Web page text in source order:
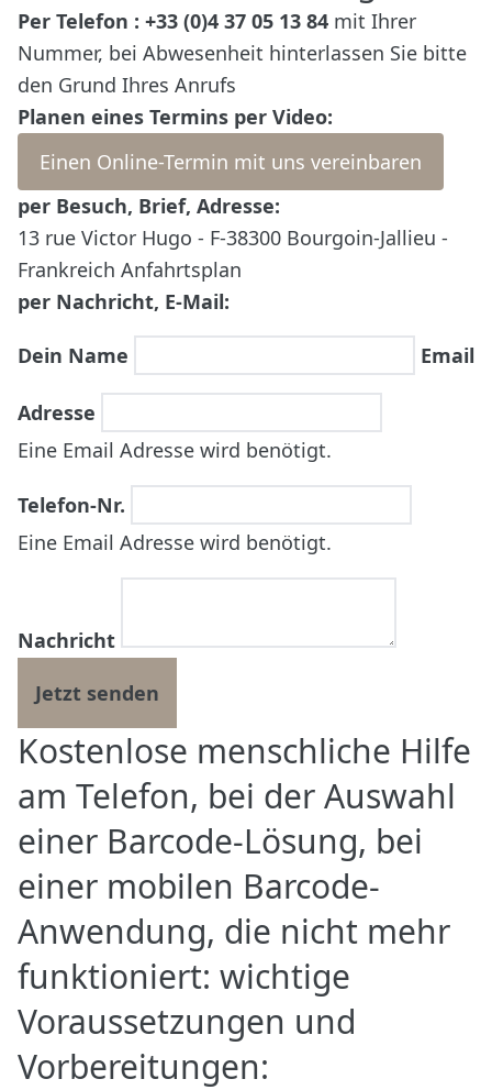
Per Telefon : +33 (0)4 37 05 13 84 mit Ihrer
Nummer, bei Abwesenheit hinterlassen Sie bitte
den Grund Ihres Anrufs
Planen eines Termins per Video:
Einen Online-Termin mit uns vereinbaren
per Besuch, Brief, Adresse:
13 rue Victor Hugo - F-38300 Bourgoin-Jallieu -
Frankreich Anfahrtsplan
per Nachricht, E-Mail:
Dein Name Email
Adresse
Eine Email Adresse wird benötigt.
Telefon-Nr.
Eine Email Adresse wird benötigt.
Nachricht
Kostenlose menschliche Hilfe
am Telefon, bei der Auswahl
einer Barcode-Lösung, bei
einer mobilen Barcode-
Anwendung, die nicht mehr
funktioniert: wichtige
Voraussetzungen und
Vorbereitungen: